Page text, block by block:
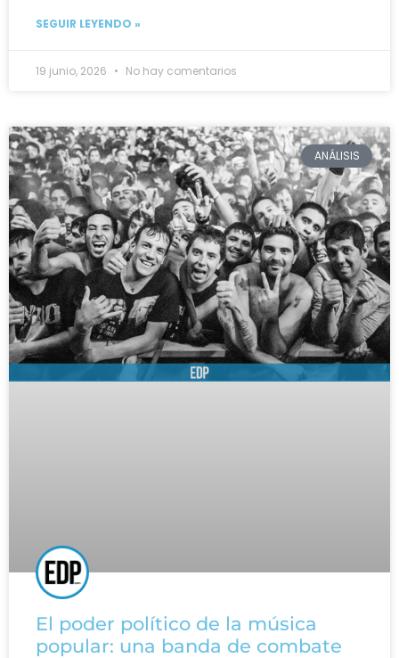
SEGUIR LEYENDO »
19 junio, 2026 No hay comentarios
ANÁLISIS
El poder político de la música
popular: una banda de combate